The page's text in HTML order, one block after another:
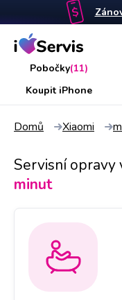
Pobočky(11)
Koupit iPhone
Domů Xiaomi
Servisní opravy
minut